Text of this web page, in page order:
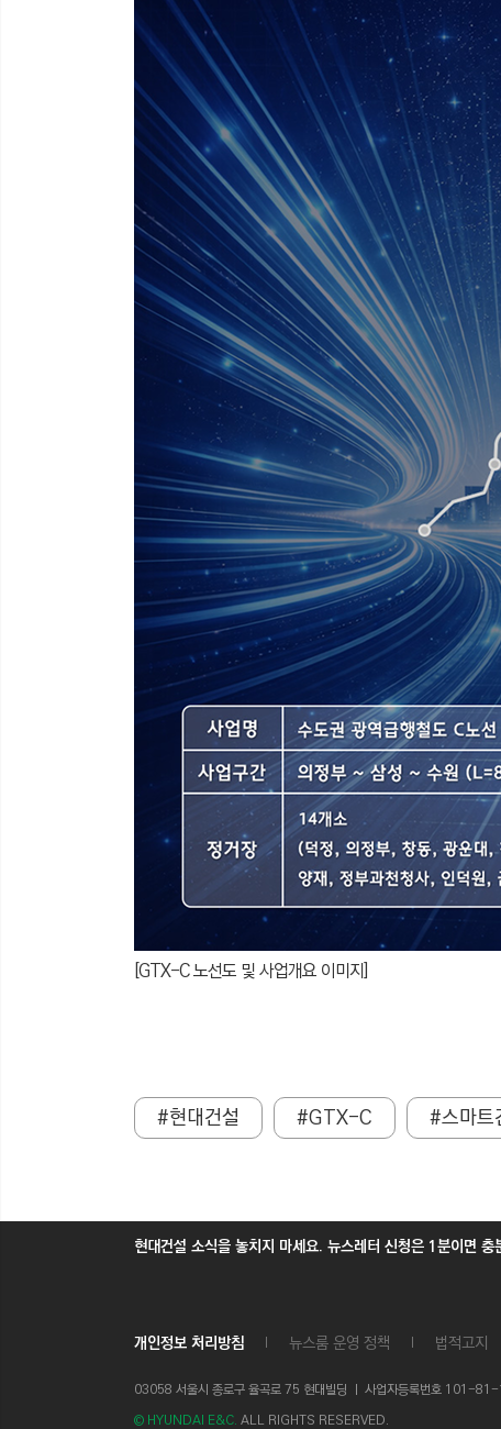
[GTX-C 노선도 및 사업개요 이미지]
#현대건설 #GTX-C #스마트
현대건설 소식을 놓치지 마세요. 뉴스레터 신청은 1분이면 충
개인정보 처리방침 뉴스룸 운영 정책 법적고지
03058 서울시 종로구 율곡로 75 현대빌딩 ㅣ 사업자등록번호 101-
© HYUNDAI E&C. ALL RIGHTS RESERVED.